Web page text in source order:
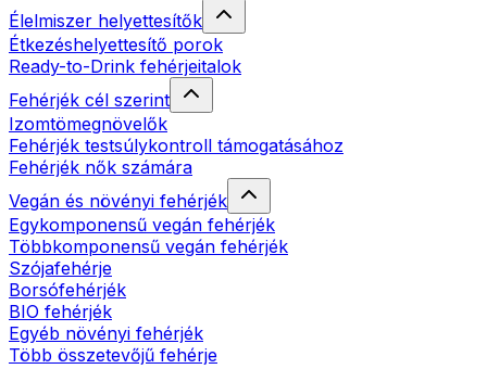
Élelmiszer helyettesítők
Étkezéshelyettesítő porok
Ready-to-Drink fehérjeitalok
Fehérjék cél szerint
Izomtömegnövelők
Fehérjék testsúlykontroll támogatásához
Fehérjék nők számára
Vegán és növényi fehérjék
Egykomponensű vegán fehérjék
Többkomponensű vegán fehérjék
Szójafehérje
Borsófehérjék
BIO fehérjék
Egyéb növényi fehérjék
Több összetevőjű fehérje